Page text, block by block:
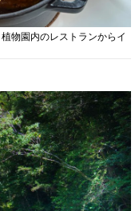
物園内のレストランからイ